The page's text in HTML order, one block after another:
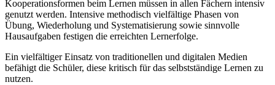
Kooperationsformen beim Lernen müssen in allen Fächern intensiv
genutzt werden. Intensive methodisch vielfältige Phasen von
Übung, Wiederholung und Systematisierung sowie sinnvolle
Hausaufgaben festigen die erreichten Lernerfolge.
Ein vielfältiger Einsatz von traditionellen und digitalen Medien
befähigt die Schüler, diese kritisch für das selbstständige Lernen zu
nutzen.